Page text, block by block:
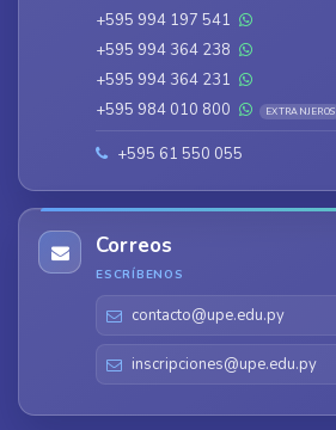
+595 994 197 541
+595 994 364 238
+595 994 364 231
+595 984 010 800
EXTRANJEROS
+595 61 550 055
Correos
ESCRÍBENOS
contacto@upe.edu.py
inscripciones@upe.edu.py